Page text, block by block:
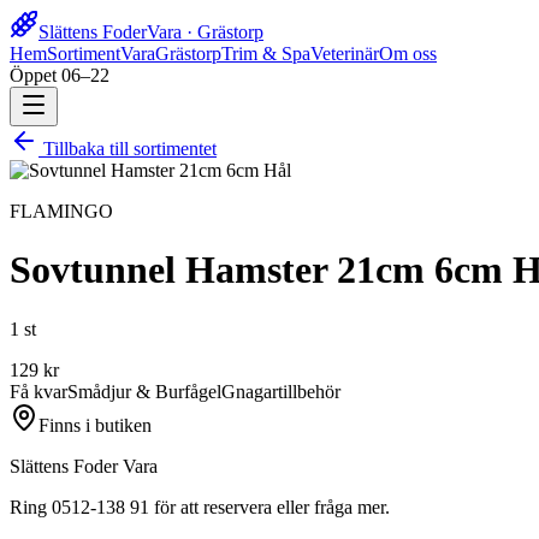
Slättens FoderVara · Grästorp
HemSortimentVaraGrästorpTrim & SpaVeterinärOm oss
Öppet 06–22
Tillbaka till sortimentet
FLAMINGO
Sovtunnel Hamster 21cm 6cm
1 st
129 kr
Få kvarSmådjur & BurfågelGnagartillbehör
Finns i butiken
Slättens Foder Vara
Ring 0512-138 91 för att reservera eller fråga mer.